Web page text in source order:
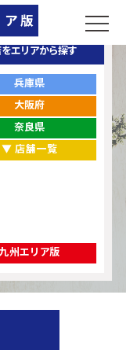
エリアから探す
兵庫県
大阪府
奈良県
▼ 店舗一覧
州エリア版